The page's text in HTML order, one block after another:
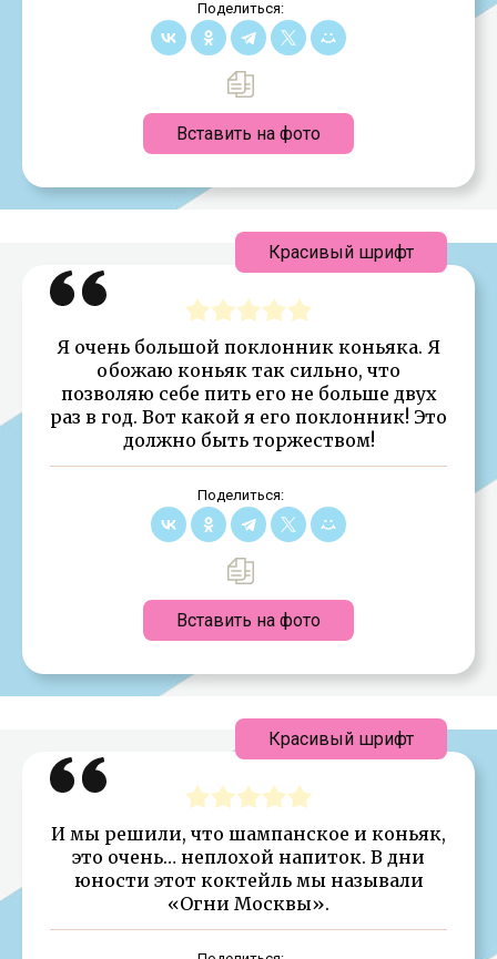
Поделиться:
Вставить на фото
Я очень большой поклонник коньяка. Я
обожаю коньяк так сильно, что
позволяю себе пить его не больше двух
раз в год. Вот какой я его поклонник! Это
должно быть торжеством!
Поделиться:
Вставить на фото
Красивый шрифт
И мы решили, что шампанское и коньяк,
это очень… неплохой напиток. В дни
юности этот коктейль мы называли
«Огни Москвы».
Красивый шрифт